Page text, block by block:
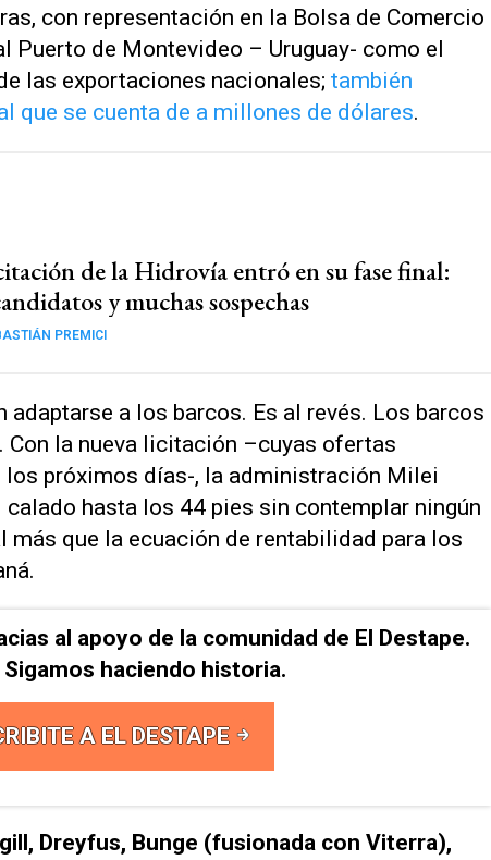
con representación en la Bolsa de Comercio
Puerto de Montevideo – Uruguay- como el
las exportaciones nacionales; también
que se cuenta de a millones de dólares.
de la Hidrovía entró en su fase final:
y muchas sospechas
PREMICI
a los barcos. Es al revés. Los barcos
Con la nueva licitación –cuyas ofertas
los próximos días-, la administración Milei
hasta los 44 pies sin contemplar ningún
que la ecuación de rentabilidad para los
al apoyo de la comunidad de El Destape.
Sigamos haciendo historia.
A EL DESTAPE
Dreyfus, Bunge (fusionada con Viterra),